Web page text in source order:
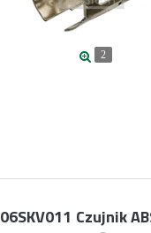
2
06SKV011 Czujnik